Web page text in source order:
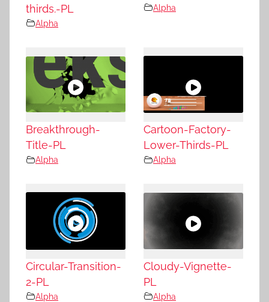
thirds.-PL
Alpha
Alpha
Breakthrough-
Title-PL
Alpha
Cartoon-Factory-
Lower-Thirds-PL
Alpha
Circular-Transition-
2-PL
Alpha
Cloudy-Vignette-
PL
Alpha